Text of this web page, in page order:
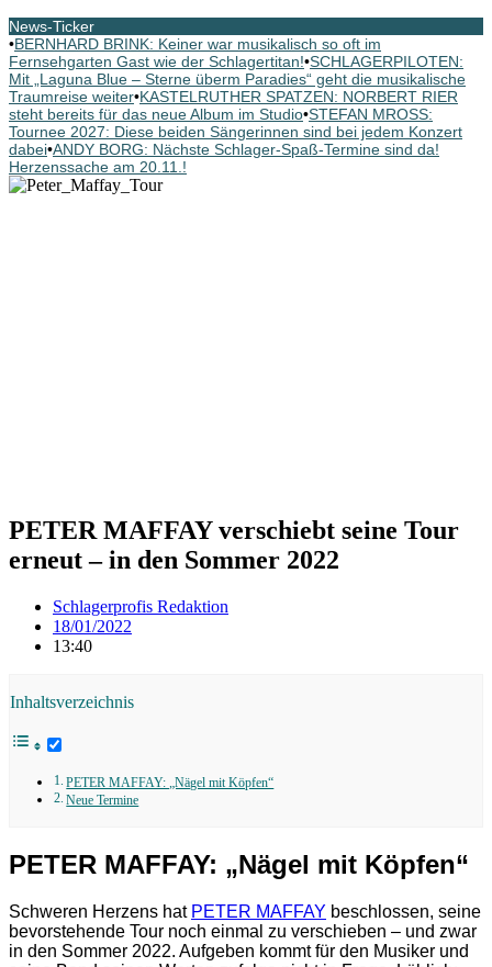
News-Ticker
•BERNHARD BRINK: Keiner war musikalisch so oft im
Fernsehgarten Gast wie der Schlagertitan!•SCHLAGERPILOTEN:
Mit „Laguna Blue – Sterne überm Paradies“ geht die musikalische
Traumreise weiter•KASTELRUTHER SPATZEN: NORBERT RIER
steht bereits für das neue Album im Studio•STEFAN MROSS:
Tournee 2027: Diese beiden Sängerinnen sind bei jedem Konzert
dabei•ANDY BORG: Nächste Schlager-Spaß-Termine sind da!
Herzenssache am 20.11.!
PETER MAFFAY verschiebt seine Tour
erneut – in den Sommer 2022
Schlagerprofis Redaktion
18/01/2022
13:40
Inhaltsverzeichnis
PETER MAFFAY: „Nägel mit Köpfen“
Neue Termine
PETER MAFFAY: „Nägel mit Köpfen“
Schweren Herzens hat PETER MAFFAY beschlossen, seine
bevorstehende Tour noch einmal zu verschieben – und zwar
in den Sommer 2022. Aufgeben kommt für den Musiker und